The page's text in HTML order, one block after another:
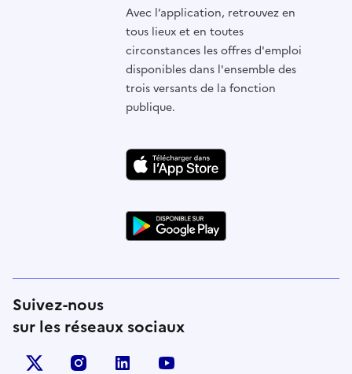
Avec l’application, retrouvez en
tous lieux et en toutes
circonstances les offres d'emploi
disponibles dans l'ensemble des
trois versants de la fonction
publique.
Suivez-nous
sur les réseaux sociaux
X (anciennement Twitter)
instagramlinkedin